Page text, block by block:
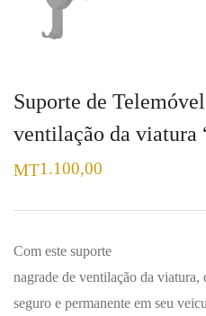
Suporte de
ventilação da viatura
MT1.100,00
Com este suporte
nagrade de ventilação da
seguro e permanente em seu